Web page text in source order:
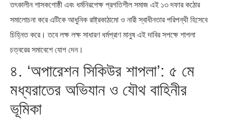
তৎকালীন শাসকগোষ্ঠী এবং ধর্মনিরপেক্ষ প্রগতিশীল সমাজ এই ১৩ দফার কঠোর
সমালোচনা করে এটিকে আধুনিক রাষ্ট্রকাঠামো ও নারী স্বাধীনতার পরিপন্থী হিসেবে
চিহ্নিত করে। তবে লক্ষ লক্ষ সাধারণ ধর্মপ্রাণ মানুষ এই দাবির সপক্ষে শাপলা
চত্বরের সমাবেশে যোগ দেন।
৪. ‘অপারেশন সিকিউর শাপলা’: ৫ মে
মধ্যরাতের অভিযান ও যৌথ বাহিনীর
ভূমিকা